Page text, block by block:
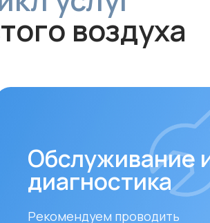
раз в 6–12
для долгой и эффективной
устройства.